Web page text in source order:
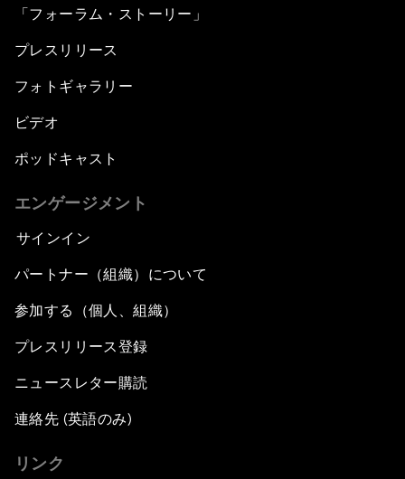
「フォーラム・ストーリー」
プレスリリース
フォトギャラリー
ビデオ
ポッドキャスト
エンゲージメント
サインイン
パートナー（組織）について
参加する（個人、組織）
プレスリリース登録
ニュースレター購読
連絡先 (英語のみ)
リンク